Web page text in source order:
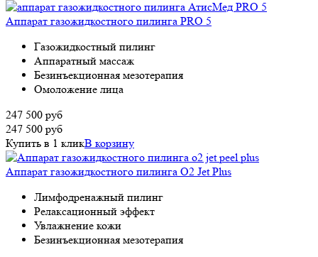
Аппарат газожидкостного пилинга PRO 5
Газожидкостный пилинг
Аппаратный массаж
Безинъекционная мезотерапия
Омоложение лица
247 500 руб
247 500 руб
Купить в 1 кликВ корзину
Аппарат газожидкостного пилинга O2 Jet Plus
Лимфодренажный пилинг
Релаксационный эффект
Увлажнение кожи
Безинъекционная мезотерапия